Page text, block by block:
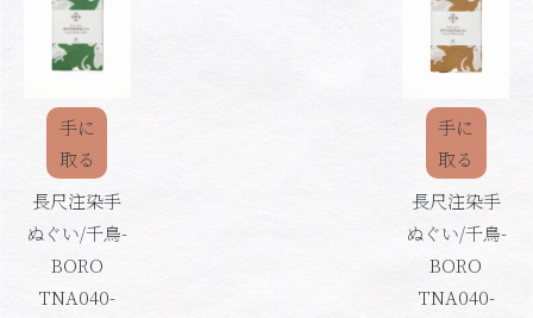
手に
取る
長尺注染手
ぬぐい/千鳥-
BORO
TNA040-
手に
取る
長尺注染手
ぬぐい/千鳥-
BORO
TNA040-